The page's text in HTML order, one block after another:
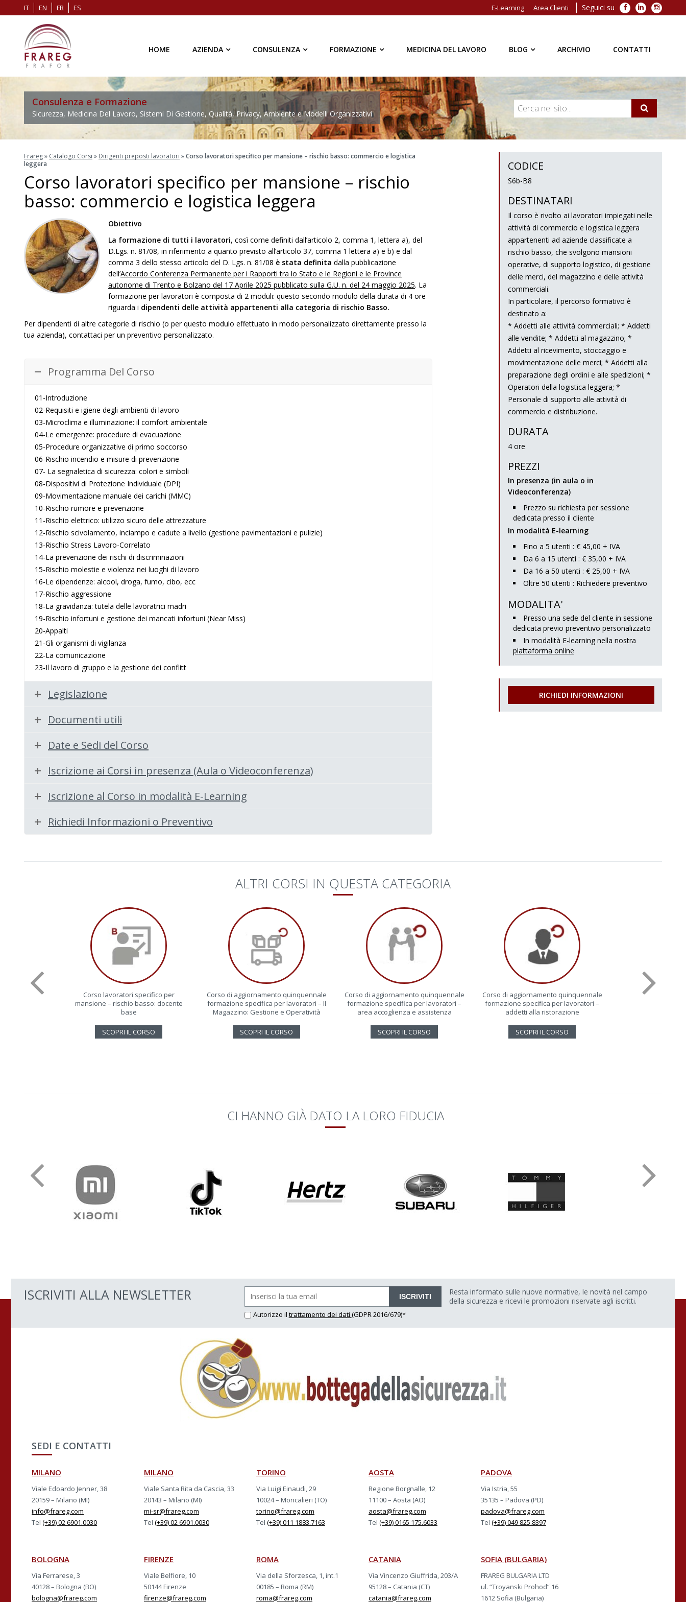
IT EN FR ES Seguici su Facebook
LinkedIn
E-Learning Area Clienti
HOME AZIENDA CONSULENZA FORMAZIONE MEDICINA DEL LAVORO BLOG ARCHIVIO CONTATTI
Consulenza e Formazione
Sicurezza, Medicina Del Lavoro, Sistemi Di Gestione, Qualità, Privacy, Ambiente e Modelli Organizzativi
Frareg» Catalogo Corsi » Dirigenti preposti lavoratori »Corso lavoratori specifico per mansione – rischio basso: commercio e logistica
leggera
Corso lavoratori specifico per mansione – rischio
basso: commercio e logistica leggera
Obiettivo
La formazione di tutti i lavoratori, così come definiti dall’articolo 2, comma 1, lettera a), del
D.Lgs. n. 81/08, in riferimento a quanto previsto all’articolo 37, comma 1 lettera a) e b) e dal
comma 3 dello stesso articolo del D. Lgs. n. 81/08 è stata definita dalla pubblicazione
dell’Accordo Conferenza Permanente per i Rapporti tra lo Stato e le Regioni e le Province
autonome di Trento e Bolzano del 17 Aprile 2025 pubblicato sulla G.U. n. del 24 maggio 2025. La
formazione per lavoratori è composta di 2 moduli: questo secondo modulo della durata di 4 ore
riguarda i dipendenti delle attività appartenenti alla categoria di rischio Basso.
Per dipendenti di altre categorie di rischio (o per questo modulo effettuato in modo personalizzato direttamente presso la
tua azienda), contattaci per un preventivo personalizzato.
Programma Del Corso
01-Introduzione
02-Requisiti e igiene degli ambienti di lavoro
03-Microclima e illuminazione: il comfort ambientale
04-Le emergenze: procedure di evacuazione
05-Procedure organizzative di primo soccorso
06-Rischio incendio e misure di prevenzione
07- La segnaletica di sicurezza: colori e simboli
08-Dispositivi di Protezione Individuale (DPI)
09-Movimentazione manuale dei carichi (MMC)
10-Rischio rumore e prevenzione
11-Rischio elettrico: utilizzo sicuro delle attrezzature
12-Rischio scivolamento, inciampo e cadute a livello (gestione pavimentazioni e pulizie)
13-Rischio Stress Lavoro-Correlato
14-La prevenzione dei rischi di discriminazioni
15-Rischio molestie e violenza nei luoghi di lavoro
16-Le dipendenze: alcool, droga, fumo, cibo, ecc
17-Rischio aggressione
18-La gravidanza: tutela delle lavoratrici madri
19-Rischio infortuni e gestione dei mancati infortuni (Near Miss)
20-Appalti
21-Gli organismi di vigilanza
22-La comunicazione
23-Il lavoro di gruppo e la gestione dei conflitt
Legislazione
Documenti utili
Date e Sedi del Corso
Iscrizione ai Corsi in presenza (Aula o Videoconferenza)
Iscrizione al Corso in modalità E-Learning
Richiedi Informazioni o Preventivo
CODICE
S6b-B8
DESTINATARI
Il corso è rivolto ai lavoratori impiegati nelle
attività di commercio e logistica leggera
appartenenti ad aziende classificate a
rischio basso, che svolgono mansioni
operative, di supporto logistico, di gestione
delle merci, del magazzino e delle attività
commerciali.
In particolare, il percorso formativo è
destinato a:
* Addetti alle attività commerciali; * Addetti
alle vendite; * Addetti al magazzino; *
Addetti al ricevimento, stoccaggio e
movimentazione delle merci; * Addetti alla
preparazione degli ordini e alle spedizioni; *
Operatori della logistica leggera; *
Personale di supporto alle attività di
commercio e distribuzione.
DURATA
4 ore
PREZZI
In presenza (in aula o in
Videoconferenza)
Prezzo su richiesta per sessione
dedicata presso il cliente
In modalità E-learning
Fino a 5 utenti : € 45,00 + IVA
Da 6 a 15 utenti : € 35,00 + IVA
Da 16 a 50 utenti : € 25,00 + IVA
Oltre 50 utenti : Richiedere preventivo
MODALITA'
Presso una sede del cliente in sessione
dedicata previo preventivo personalizzato
In modalità E-learning nella nostra
piattaforma online
RICHIEDI INFORMAZIONI
ALTRI CORSI IN QUESTA CATEGORIA
Corso lavoratori specifico per
mansione – rischio basso: docente
base
SCOPRI IL CORSO
Corso di aggiornamento quinquennale
formazione specifica per lavoratori – Il
Magazzino: Gestione e Operatività
SCOPRI IL CORSO
Corso di aggiornamento quinquennale
formazione specifica per lavoratori –
area accoglienza e assistenza
SCOPRI IL CORSO
Corso di aggiornamento quinquennale
formazione specifica per lavoratori –
addetti alla ristorazione
SCOPRI IL CORSO
Corso
CI HANNO GIÀ DATO LA LORO FIDUCIA
ISCRIVITI ALLA NEWSLETTER ISCRIVITI
Autorizzo il trattamento dei dati (GDPR 2016/679)*
Resta informato sulle nuove normative, le novità nel campo
della sicurezza e ricevi le promozioni riservate agli iscritti.
SEDI E CONTATTI
MILANO
Viale Edoardo Jenner, 38
20159 – Milano (MI)
info@frareg.com
Tel (+39) 02 6901.0030
MILANO
Viale Santa Rita da Cascia, 33
20143 – Milano (MI)
mi-sr@frareg.com
Tel (+39) 02 6901.0030
TORINO
Via Luigi Einaudi, 29
10024 – Moncalieri (TO)
torino@frareg.com
Tel (+39) 011 1883.7163
AOSTA
Regione Borgnalle, 12
11100 – Aosta (AO)
aosta@frareg.com
Tel (+39) 0165 175.6033
PADOVA
Via Istria, 55
35135 – Padova (PD)
padova@frareg.com
Tel (+39) 049 825.8397
BOLOGNA
Via Ferrarese, 3
40128 – Bologna (BO)
bologna@frareg.com
FIRENZE
Viale Belfiore, 10
50144 Firenze
firenze@frareg.com
ROMA
Via della Sforzesca, 1, int.1
00185 – Roma (RM)
roma@frareg.com
CATANIA
Via Vincenzo Giuffrida, 203/A
95128 – Catania (CT)
catania@frareg.com
SOFIA (BULGARIA)
FRAREG BULGARIA LTD
ul. “Troyanski Prohod” 16
1612 Sofia (Bulgaria)